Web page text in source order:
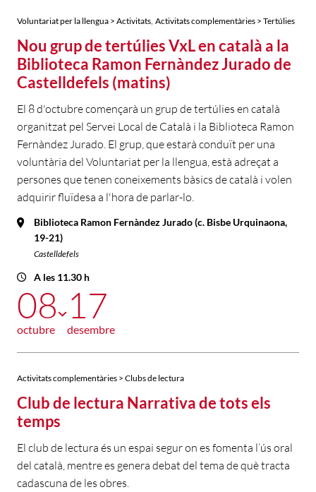
Voluntariat per la llengua > Activitats Activitats complementàries > Tertúlies
Nou grup de tertúlies VxL en català a la
Biblioteca Ramon Fernàndez Jurado de
Castelldefels (matins)
El 8 d'octubre començarà un grup de tertúlies en català
organitzat pel Servei Local de Català i la Biblioteca Ramon
Fernàndez Jurado. El grup, que estarà conduït per una
voluntària del Voluntariat per la llengua, està adreçat a
persones que tenen coneixements bàsics de català i volen
adquirir fluïdesa a l'hora de parlar-lo.
Biblioteca Ramon Fernàndez Jurado (c. Bisbe Urquinaona,
19-21)
Castelldefels
A les 11.30 h
08
octubre
17
desembre
Activitats complementàries > Clubs de lectura
Club de lectura Narrativa de tots els
temps
El club de lectura és un espai segur on es fomenta l’ús oral
del català, mentre es genera debat del tema de què tracta
cadascuna de les obres.